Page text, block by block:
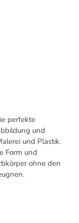
perfekte
und
und Plastik.
Form und
ohne den